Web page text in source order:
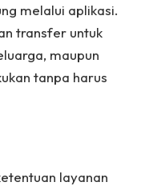
melalui aplikasi.
transfer untuk
maupun
tanpa harus
layanan